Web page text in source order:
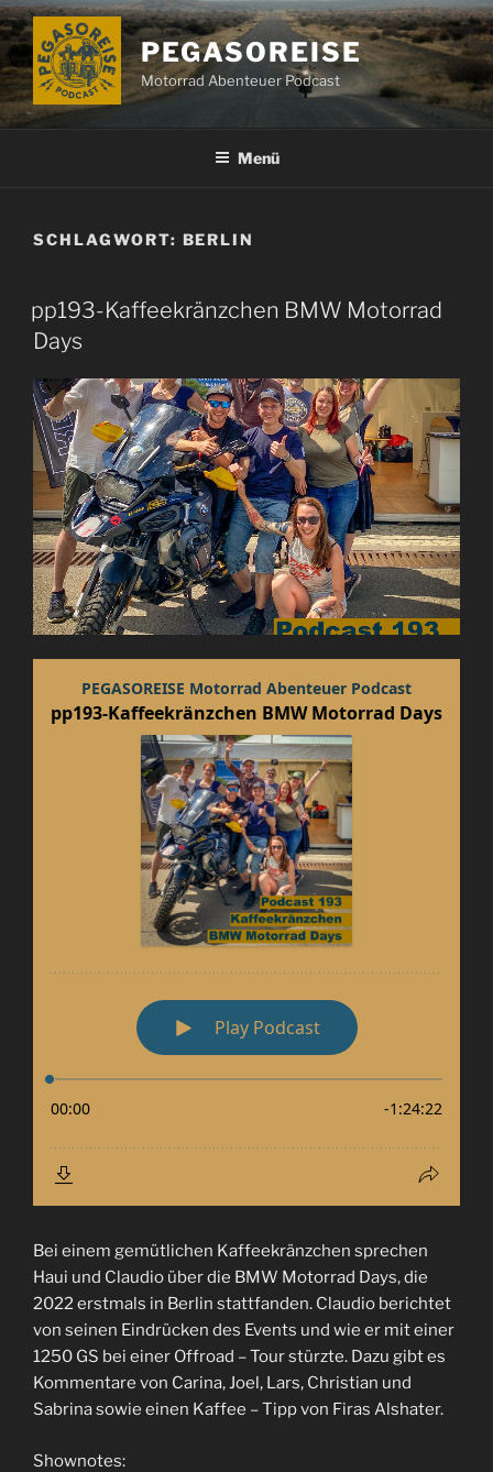
Zum
Inhalt
springen
PEGASOREISE
Motorrad Abenteuer Podcast
Menü
SCHLAGWORT: BERLIN
pp193-Kaffeekränzchen BMW Motorrad
Days
Bei einem gemütlichen Kaffeekränzchen sprechen
Haui und Claudio über die BMW Motorrad Days, die
2022 erstmals in Berlin stattfanden. Claudio berichtet
von seinen Eindrücken des Events und wie er mit einer
1250 GS bei einer Offroad – Tour stürzte. Dazu gibt es
Kommentare von Carina, Joel, Lars, Christian und
Sabrina sowie einen Kaffee – Tipp von Firas Alshater.
Shownotes: